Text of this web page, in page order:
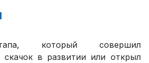
который совершил
скачок в развитии или открыл